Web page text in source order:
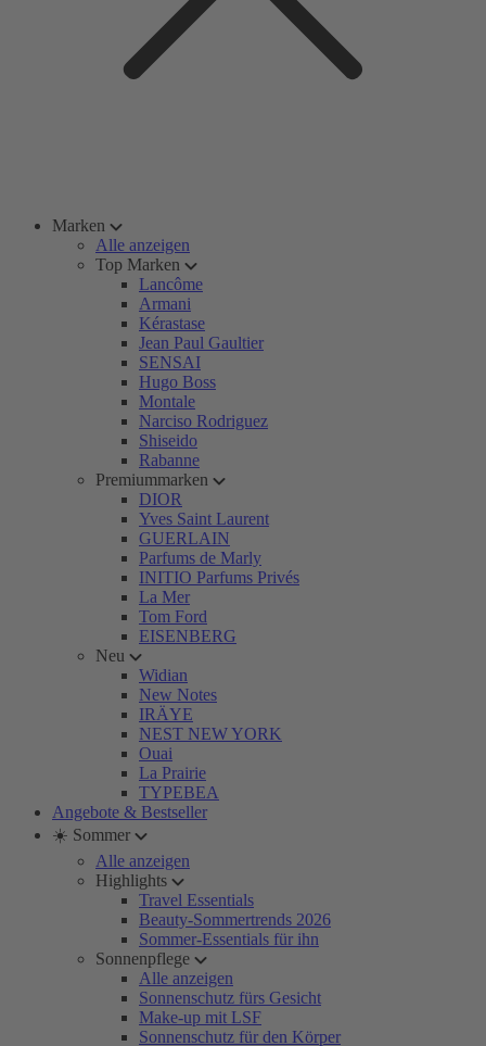
Marken
Alle anzeigen
Top Marken
Lancôme
Armani
Kérastase
Jean Paul Gaultier
SENSAI
Hugo Boss
Montale
Narciso Rodriguez
Shiseido
Rabanne
Premiummarken
DIOR
Yves Saint Laurent
GUERLAIN
Parfums de Marly
INITIO Parfums Privés
La Mer
Tom Ford
EISENBERG
Neu
Widian
New Notes
IRÄYE
NEST NEW YORK
Ouai
La Prairie
TYPEBEA
Angebote & Bestseller
☀️ Sommer
Alle anzeigen
Highlights
Travel Essentials
Beauty-Sommertrends 2026
Sommer-Essentials für ihn
Sonnenpflege
Alle anzeigen
Sonnenschutz fürs Gesicht
Make-up mit LSF
Sonnenschutz für den Körper